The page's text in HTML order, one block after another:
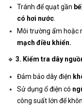
Tránh để quạt gần
có hơi nước
Môi trường ẩm hoặc
mạch điều khiển.
🔹 3. Kiểm tra dây
Đảm bảo dây điện
Sử dụng ổ điện có
công suất lớn để